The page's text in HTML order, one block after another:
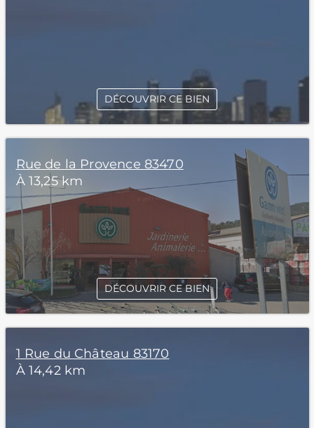
DÉCOUVRIR CE BIEN
Rue de la Provence 83470
À 13,25 km
DÉCOUVRIR CE BIEN
1 Rue du Château 83170
À 14,42 km